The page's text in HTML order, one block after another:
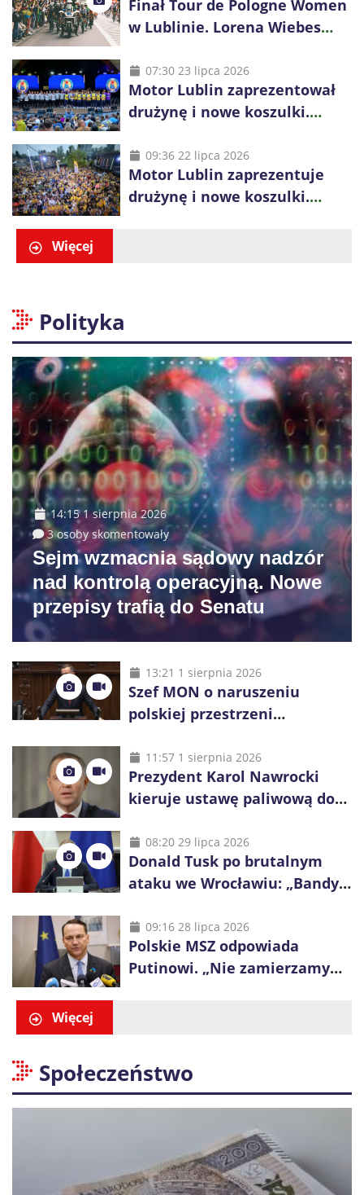
Finał Tour de Pologne Women
w Lublinie. Lorena Wiebes
07:30 23 lipca 2026
Motor Lublin zaprezentował
drużynę i nowe koszulki.
zespół w sezonie 2026/27
09:36 22 lipca 2026
Motor Lublin zaprezentuje
drużynę i nowe koszulki.
Więcej
Polityka
14:15 1 sierpnia 2026
3 osoby skomentowały
Sejm wzmacnia sądowy nadzór
nad kontrolą operacyjną. Nowe
przepisy trafią do Senatu
13:21 1 sierpnia 2026
Szef MON o naruszeniu
polskiej przestrzeni
zostałaby zestrzelona”
11:57 1 sierpnia 2026
Prezydent Karol Nawrocki
kieruje ustawę paliwową do
Ostrzega przed podwyżkami
08:20 29 lipca 2026
Donald Tusk po brutalnym
ataku we Wrocławiu: „Bandyci
polskich ulicach”
09:16 28 lipca 2026
Polskie MSZ odpowiada
Putinowi. „Nie zamierzamy
Więcej
Społeczeństwo